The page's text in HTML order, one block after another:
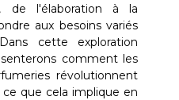
de l'élaboration à la
aux besoins variés
cette exploration
comment les
révolutionnent
que cela implique en